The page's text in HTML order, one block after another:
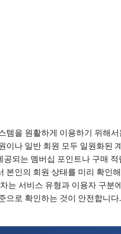
템을 원활하게 이용하기 위해
이나 일반 회원 모두 일원화된
공되는 멤버십 포인트나 구매
본인의 회원 상태를 미리 확인
는 서비스 유형과 이용자 구분
으로 확인하는 것이 안전합니다.